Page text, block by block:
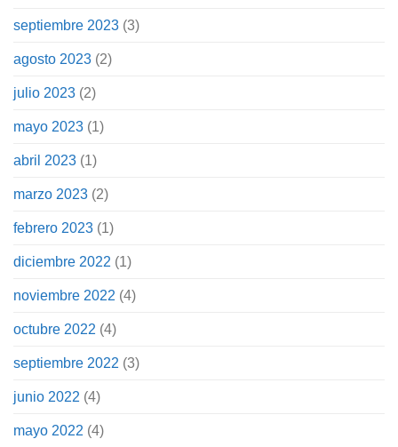
septiembre 2023 (3)
agosto 2023 (2)
julio 2023 (2)
mayo 2023 (1)
abril 2023 (1)
marzo 2023 (2)
febrero 2023 (1)
diciembre 2022 (1)
noviembre 2022 (4)
octubre 2022 (4)
septiembre 2022 (3)
junio 2022 (4)
mayo 2022 (4)